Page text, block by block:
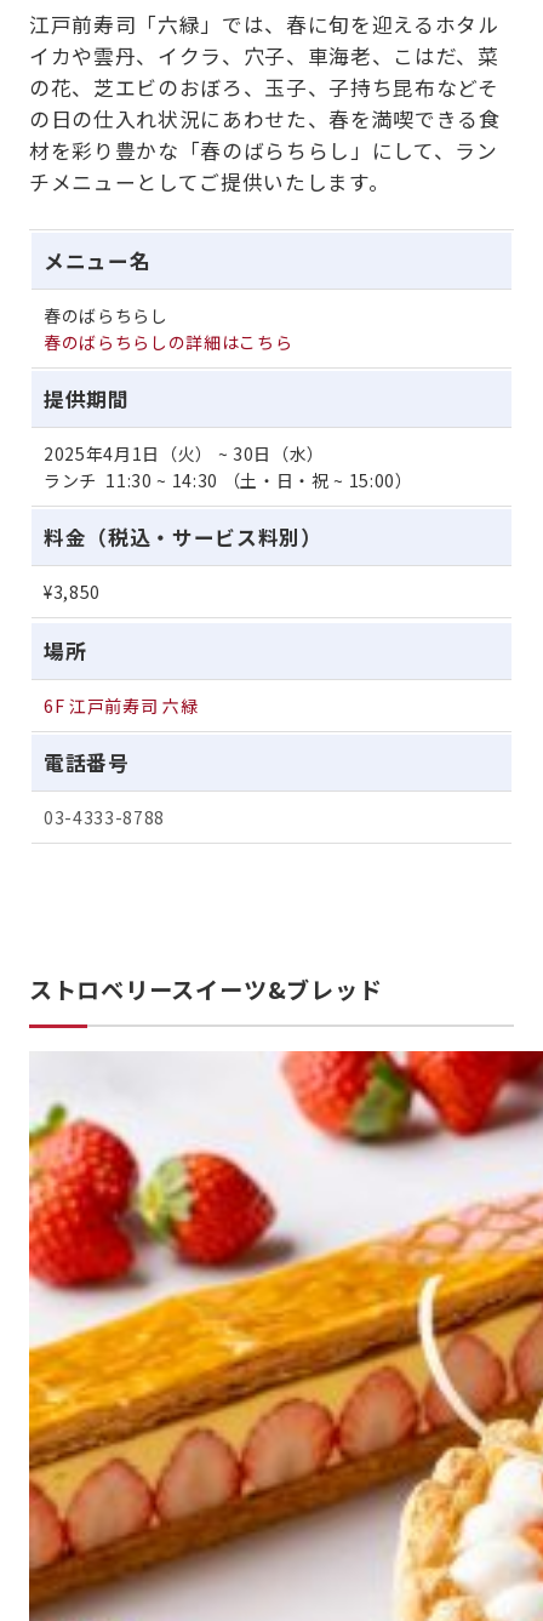
江戸前寿司「六緑」では、春に旬を迎えるホタル
イカや雲丹、イクラ、穴子、車海老、こはだ、菜
の花、芝エビのおぼろ、玉子、子持ち昆布などそ
の日の仕入れ状況にあわせた、春を満喫できる食
材を彩り豊かな「春のばらちらし」にして、ラン
チメニューとしてご提供いたします。
メニュー名
春のばらちらし
春のばらちらしの詳細はこちら
提供期間
2025年4月1日（火） ~ 30日（水）
ランチ 11:30 ~ 14:30 （土・日・祝 ~ 15:00）
料金（税込・サービス料別）
¥3,850
場所
6F 江戸前寿司 六緑
電話番号
03-4333-8788
ストロベリースイーツ&ブレッド